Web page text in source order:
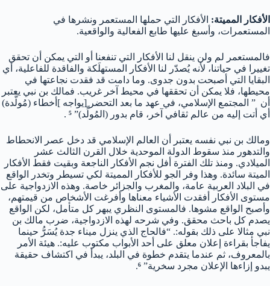
الأفكار المميتة: الأفكار التي حملها المستعمر ونشرها في
المستعمرات، وأسبغ عليها طابع الفعالية والواقعية.
فالمستعمر لم ولن ينقل لنا الأفكار التي تنفعنا أو التي يمكن أن تحقق
تغييرا في حياتنا، لأنه يُصدّر لنا الأفكار المستهلَكة والفاقدة للفاعلية، أي
البقايا التي أصبحت بدون جدوى. وما دامت قد فقدت نجاعتها في
محيطها، فلا يمكن أن تحققها في محيط آخر غريب. فمالك بن نبي يعتبر
أن ” المجتمع الإسلامي، في عهد ما بعد التحضر [يواجه ]أخطاء (مُولَّدة)
أي أتت إليه من عالم ثقافي آخر، قام بدور (المُولِّد)” ⁵
.
ومالك بن نبي نفسه يعتبر أن العالم الإسلامي قد دخل عصر الانحطاط
والتدهور منذ سقوط الدولة الموحدية خلال القرن الثالث عشر
الميلادي. ومنذ تلك الفترة أفل نجم الأفكار الناجعة وبقيت فقط الأفكار
الميتة سائدة. وهذا وفر الجو للأفكار المميتة لكي تسيطر وتخدر الواقع
في البلاد العربية عامة، والمغرب والجزائر خاصة. وهذه الازدواجية على
مستوى الأفكار أفقدت الأشياء معناها وأفرغت الأشخاص من قيمتهم،
وأصبح الواقع مشوها. فالمستوى النظري يبهر كل متأمل، لكن الواقع
يصدم كل باحث محقق. وفي شرحه لهذه الازدواجية، ضرب مالك بن
نبي مثالا على ذلك بقوله:. “فالحاج الذي ينزل ميناء جدة يُسَرُّ حينما
يفاجأ بقراءة إعلان معلق على أحد الأبواب مكتوب عليه:. هيئة الأمر
بالمعروف، ثم عندما يتقدم خطوة في البلد، يبدأ في اكتشاف حقيقة
يبدو إزاءها الإعلان مجرد سخرية” ⁶
.